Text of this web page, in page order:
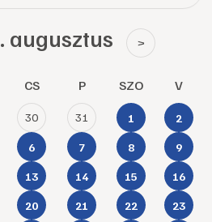
augusztus >
CS P SZO V
30 31 1 2
6 7 8 9
13 14 15 16
20 21 22 23